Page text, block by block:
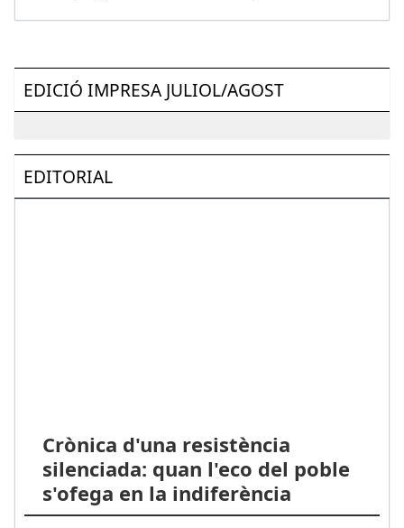
EDICIÓ IMPRESA JULIOL/AGOST
EDITORIAL
Crònica d'una resistència
silenciada: quan l'eco del poble
s'ofega en la indiferència